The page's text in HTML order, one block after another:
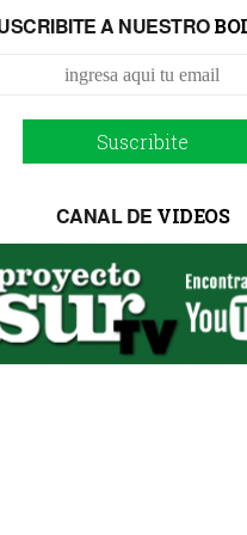
A NUESTRO
Suscribite
CANAL DE VIDEOS